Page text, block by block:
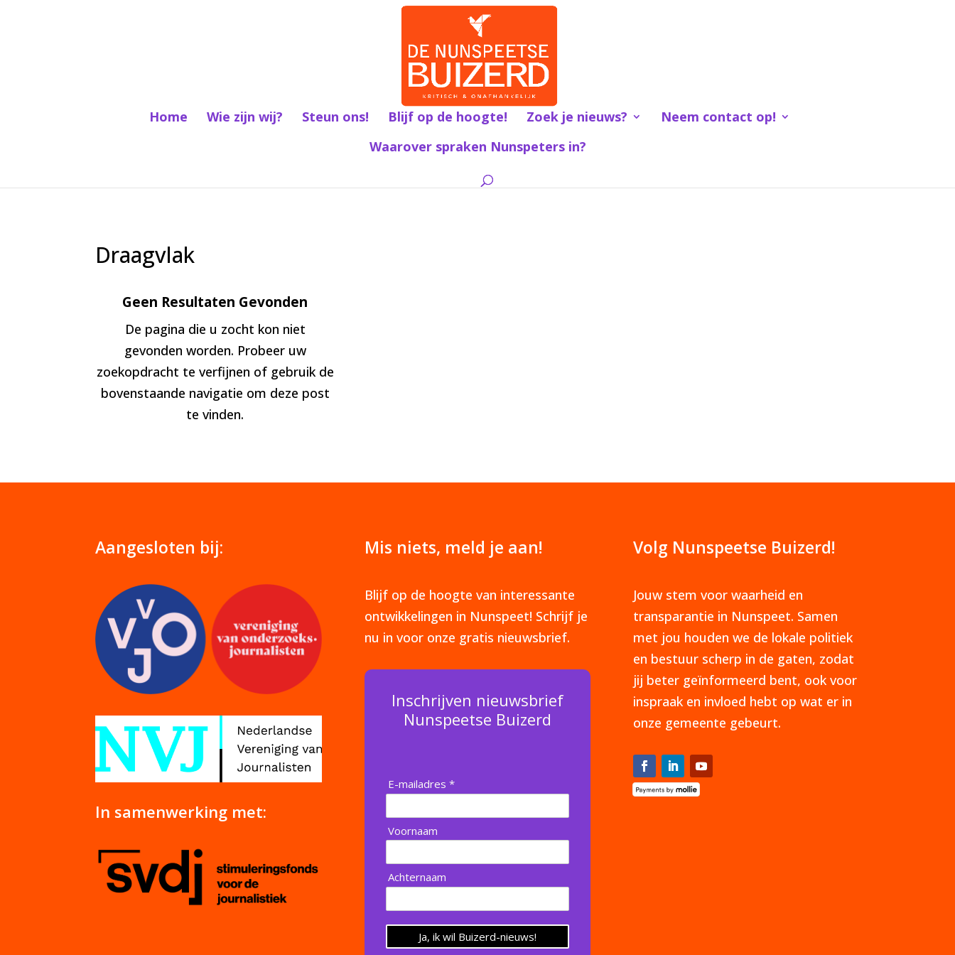
Home Wie zijn wij? Steun ons! Blijf op de hoogte! Zoek je nieuws?
Neem contact op!
Waarover spraken Nunspeters in?
Draagvlak
Geen Resultaten Gevonden
De pagina die u zocht kon niet
gevonden worden. Probeer uw
zoekopdracht te verfijnen of gebruik de
bovenstaande navigatie om deze post
te vinden.
Aangesloten bij:
In samenwerking met:
Mis niets, meld je aan!
Blijf op de hoogte van interessante
ontwikkelingen in Nunspeet! Schrijf je
nu in voor onze gratis nieuwsbrief.
Inschrijven nieuwsbrief
Nunspeetse Buizerd
E-mailadres *
Voornaam
Achternaam
Ja, ik wil Buizerd-nieuws!
Volg Nunspeetse Buizerd!
Jouw stem voor waarheid en
transparantie in Nunspeet. Samen
met jou houden we de lokale politiek
en bestuur scherp in de gaten, zodat
jij beter geïnformeerd bent, ook voor
inspraak en invloed hebt op wat er in
onze gemeente gebeurt.